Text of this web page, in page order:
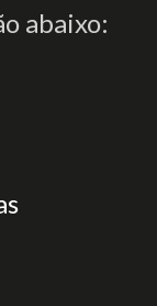
abaixo: